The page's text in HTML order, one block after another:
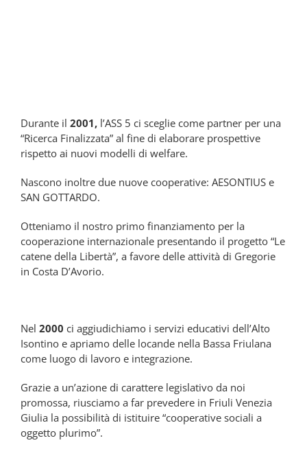
Durante il 2001, l’ASS 5 ci sceglie come partner per una
“Ricerca Finalizzata” al fine di elaborare prospettive
rispetto ai nuovi modelli di welfare.
Nascono inoltre due nuove cooperative: AESONTIUS e
SAN GOTTARDO.
Otteniamo il nostro primo finanziamento per la
cooperazione internazionale presentando il progetto “Le
catene della Libertà”, a favore delle attività di Gregorie
in Costa D’Avorio.
Nel 2000 ci aggiudichiamo i servizi educativi dell’Alto
Isontino e apriamo delle locande nella Bassa Friulana
come luogo di lavoro e integrazione.
Grazie a un’azione di carattere legislativo da noi
promossa, riusciamo a far prevedere in Friuli Venezia
Giulia la possibilità di istituire “cooperative sociali a
oggetto plurimo”.